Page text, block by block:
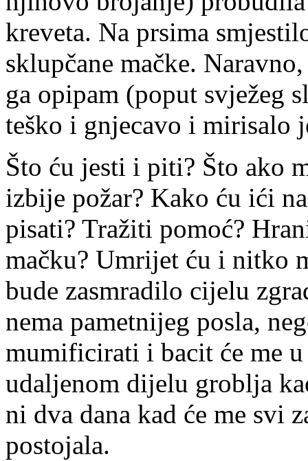
kreveta. Na prsima
sklupčane mačke.
ga opipam (poput svježeg
teško i gnjecavo i mirisalo
Što ću jesti i piti? Što ako
izbije požar? Kako ću ići
pisati? Tražiti pomoć?
mačku? Umrijet ću i nitko
bude zasmradilo cijelu
nema pametnijeg posla,
mumificirati i bacit će me
udaljenom dijelu groblja
ni dva dana kad će me svi
postojala.